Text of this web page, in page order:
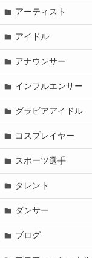
アーティスト
アイドル
アナウンサー
インフルエンサー
グラビアアイドル
コスプレイヤー
スポーツ選手
タレント
ダンサー
ブログ